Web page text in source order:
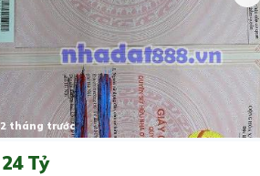
2 tháng trước
24 Tỷ